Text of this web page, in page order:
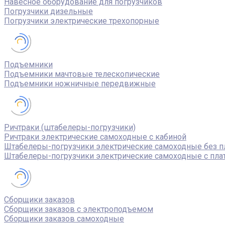
Погрузчики дизельные
Погрузчики электрические трехопорные
Подъемники
Подъемники мачтовые телескопические
Подъемники ножничные передвижные
Ричтраки (штабелеры-погрузчики)
Ричтраки электрические самоходные с кабиной
Штабелеры-погрузчики электрические самоходные без
Штабелеры-погрузчики электрические самоходные с
Сборщики заказов
Сборщики заказов с электроподъемом
Сборщики заказов самоходные